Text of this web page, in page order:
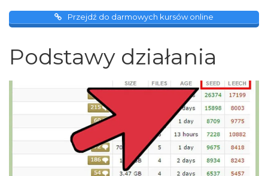
Przejdź do darmowych kursów online
Podstawy działania